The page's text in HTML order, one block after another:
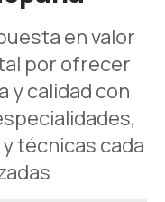
en valor
por ofrecer
y calidad con
técnicas cada